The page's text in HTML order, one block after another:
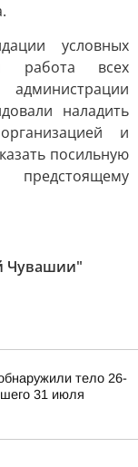
условных
работа всех
наладить
и
посильную
Чувашии"
тело 26-
31 июля